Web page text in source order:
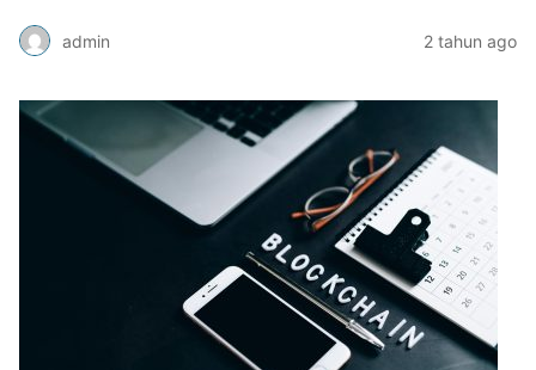
admin 2 tahun ago